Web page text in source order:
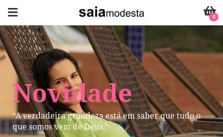
Novidade
“A verdadeira grandeza está em saber que tudo o
que somos vem de Deus."
0